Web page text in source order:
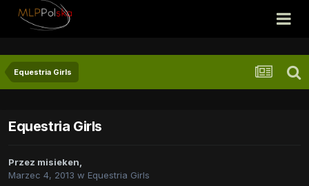
Equestria Girls
Equestria Girls
Przez misieken,
Marzec 4, 2013 w Equestria Girls